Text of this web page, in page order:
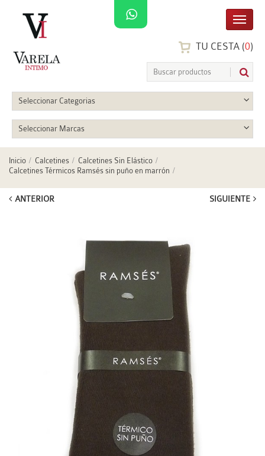
TU CESTA (0)
Seleccionar Categorias
Seleccionar Marcas
Inicio Calcetines
Calcetines Sin Elástico
Calcetines Térmicos Ramsés sin puño en marrón
ANTERIOR SIGUIENTE